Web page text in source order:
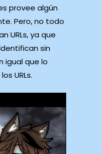
provee algún
Pero, no todo
URLs, ya que
sin
igual que lo
URLs.